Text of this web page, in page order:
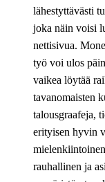
lähestyttävästi
joka näin voisi
nettisivua.
työ voi ulos
vaikea löytää
tavanomaisten
talousgraafeja,
erityisen hyvin
rauhallinen ja